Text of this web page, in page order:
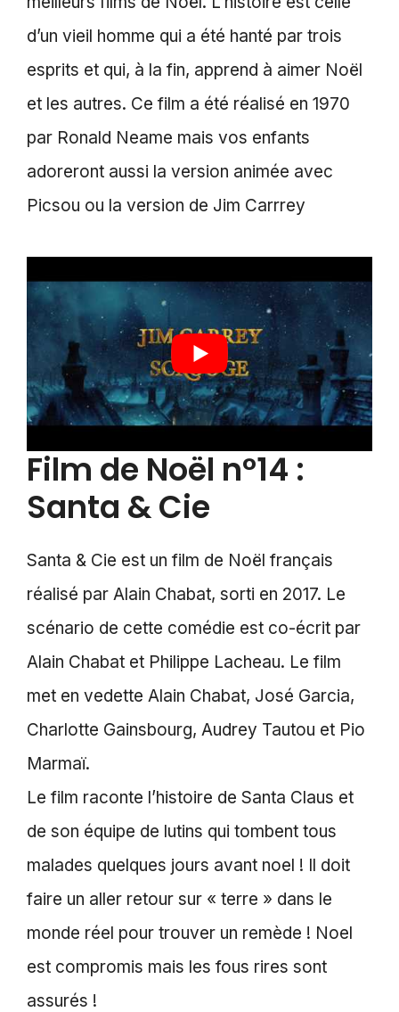
d’un vieil homme qui a été hanté par trois
esprits et qui, à la fin, apprend à aimer Noël
et les autres. Ce film a été réalisé en 1970
par Ronald Neame mais vos enfants
adoreront aussi la version animée avec
Picsou ou la version de Jim Carrrey
Film de Noël n°14 :
Santa & Cie
Santa & Cie est un film de Noël français
réalisé par Alain Chabat, sorti en 2017. Le
scénario de cette comédie est co-écrit par
Alain Chabat et Philippe Lacheau. Le film
met en vedette Alain Chabat, José Garcia,
Charlotte Gainsbourg, Audrey Tautou et Pio
Marmaï.
Le film raconte l’histoire de Santa Claus et
de son équipe de lutins qui tombent tous
malades quelques jours avant noel ! Il doit
faire un aller retour sur « terre » dans le
monde réel pour trouver un remède ! Noel
est compromis mais les fous rires sont
assurés !